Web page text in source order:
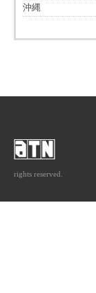
沖縄
rights reserved.